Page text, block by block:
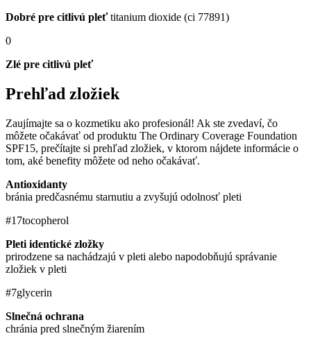
Dobré pre citlivú pleť titanium dioxide (ci 77891)
0
Zlé pre citlivú pleť
Prehľad zložiek
Zaujímajte sa o kozmetiku ako profesionál! Ak ste zvedaví, čo
môžete očakávať od produktu The Ordinary Coverage Foundation
SPF15, prečítajte si prehľad zložiek, v ktorom nájdete informácie o
tom, aké benefity môžete od neho očakávať.
Antioxidanty
bránia predčasnému starnutiu a zvyšujú odolnosť pleti
#17tocopherol
Pleti identické zložky
prirodzene sa nachádzajú v pleti alebo napodobňujú správanie
zložiek v pleti
#7glycerin
Slnečná ochrana
chránia pred slnečným žiarením